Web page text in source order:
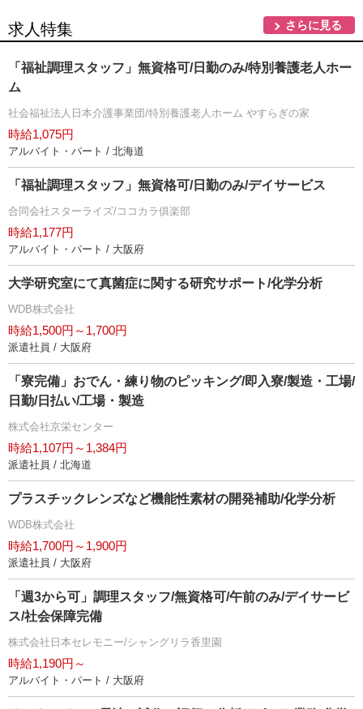
求人特集 さらに見る
「福祉調理スタッフ」無資格可/日勤のみ/特別養護老人ホー
ム
社会福祉法人日本介護事業団/特別養護老人ホーム やすらぎの家
時給1,075円
アルバイト・パート / 北海道
「福祉調理スタッフ」無資格可/日勤のみ/デイサービス
合同会社スターライズ/ココカラ俱楽部
時給1,177円
アルバイト・パート / 大阪府
大学研究室にて真菌症に関する研究サポート/化学分析
WDB株式会社
時給1,500円～1,700円
派遣社員 / 大阪府
「寮完備」おでん・練り物のピッキング/即入寮/製造・工場/
日勤/日払い/工場・製造
株式会社京栄センター
時給1,107円～1,384円
派遣社員 / 北海道
プラスチックレンズなど機能性素材の開発補助/化学分析
WDB株式会社
時給1,700円～1,900円
派遣社員 / 大阪府
「週3から可」調理スタッフ/無資格可/午前のみ/デイサービ
ス/社会保障完備
株式会社日本セレモニー/シャングリラ香里園
時給1,190円～
アルバイト・パート / 大阪府